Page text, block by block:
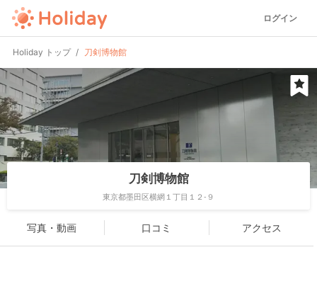
ログイン
Holiday トップ 刀剣博物館
刀剣博物館
東京都墨田区横網１丁目１２-９
写真・動画 口コミ アクセス